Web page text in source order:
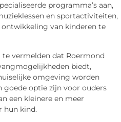
programma’s aan,
en sportactiviteiten,
van kinderen te
vermelden dat Roermond
biedt,
omgeving worden
goede optie zijn voor ouders
een kleinere en meer
hun kind.